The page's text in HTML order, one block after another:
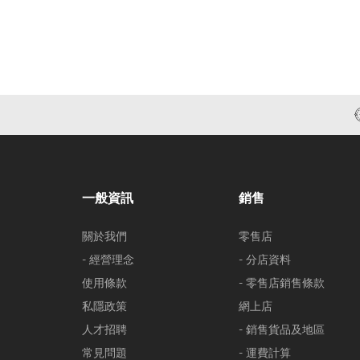
一般資訊
關於我們
- 經營理念
使用條款
私隱政策
人才招聘
常見問題
銷售
零售店
- 分店資料
- 零售店銷售條款
網上店
- 銷售貨品及地區
- 運費計算